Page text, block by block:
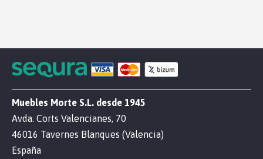
Muebles Morte S.L. desde 1945
Avda. Corts Valencianes, 70
46016 Tavernes Blanques (Valencia)
España